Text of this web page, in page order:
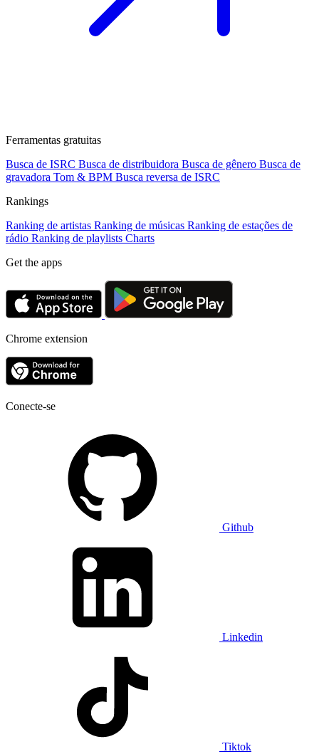
Ferramentas gratuitas
Busca de ISRC Busca de distribuidora Busca de gênero Busca de
gravadora Tom & BPM Busca reversa de ISRC
Rankings
Ranking de artistas Ranking de músicas Ranking de estações de
rádio Ranking de playlists Charts
Get the apps
Chrome extension
Conecte-se
Github
Linkedin
Tiktok